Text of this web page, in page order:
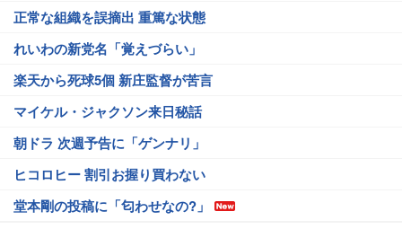
正常な組織を誤摘出 重篤な状態
れいわの新党名「覚えづらい」
楽天から死球5個 新庄監督が苦言
マイケル・ジャクソン来日秘話
朝ドラ 次週予告に「ゲンナリ」
ヒコロヒー 割引お握り買わない
堂本剛の投稿に「匂わせなの?」